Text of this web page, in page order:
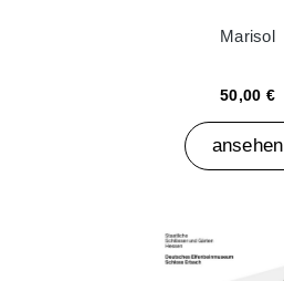
Marisol
50,00 €
ansehen